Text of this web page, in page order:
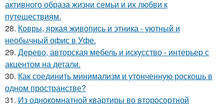
активного образа жизни семьи и их любви к
путешествиям.
28. Ковры, яркая живопись и этника - уютный и
необычный офис в Уфе.
29. Дерево, авторская мебель и искусство - интерьер с
акцентом на детали.
30. Как соединить минимализм и утонченную роскошь в
одном пространстве?
31. Из однокомнатной квартиры во второсортной